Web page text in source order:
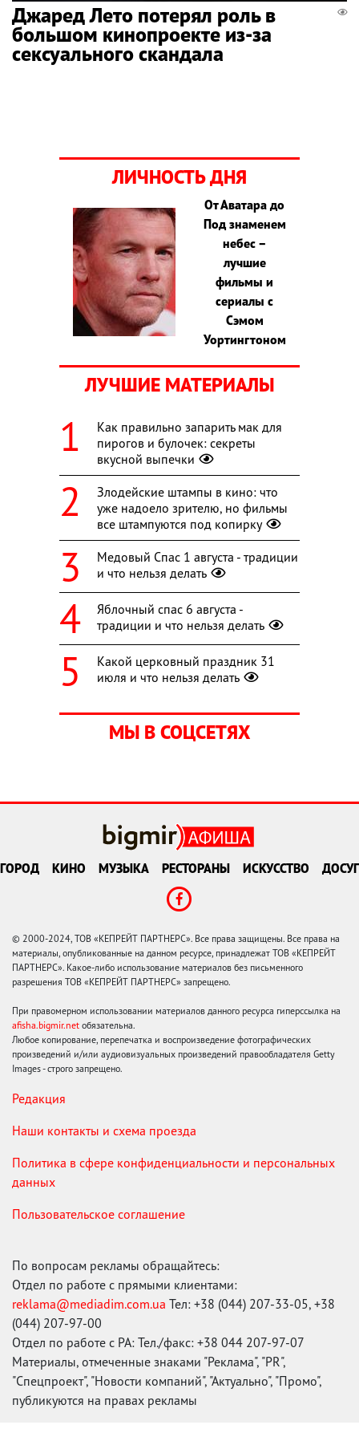
Джаред Лето потерял роль в
большом кинопроекте из-за
сексуального скандала
ЛИЧНОСТЬ ДНЯ
От Аватара до
Под знаменем
небес –
лучшие
фильмы и
сериалы с
Сэмом
Уортингтоном
ЛУЧШИЕ МАТЕРИАЛЫ
Как правильно запарить мак для
пирогов и булочек: секреты
вкусной выпечки
Злодейские штампы в кино: что
уже надоело зрителю, но фильмы
все штампуются под копирку
Медовый Спас 1 августа - традиции
и что нельзя делать
Яблочный спас 6 августа -
традиции и что нельзя делать
Какой церковный праздник 31
июля и что нельзя делать
МЫ В СОЦСЕТЯХ
ГОРОД КИНО МУЗЫКА РЕСТОРАНЫ ИСКУССТВО ДОСУГ
© 2000-2024, ТОВ «КЕПРЕЙТ ПАРТНЕРС». Все права защищены. Все права на
материалы, опубликованные на данном ресурсе, принадлежат ТОВ «КЕПРЕЙТ
ПАРТНЕРС». Какое-либо использование материалов без письменного
разрешения ТОВ «КЕПРЕЙТ ПАРТНЕРС» запрещено.
При правомерном использовании материалов данного ресурса гиперссылка на
afisha.bigmir.net обязательна.
Любое копирование, перепечатка и воспроизведение фотографических
произведений и/или аудиовизуальных произведений правообладателя Getty
Images - строго запрещено.
Редакция
Наши контакты и схема проезда
Политика в сфере конфиденциальности и персональных
данных
Пользовательское соглашение
По вопросам рекламы обращайтесь:
Отдел по работе с прямыми клиентами:
reklama@mediadim.com.ua Тел: +38 (044) 207-33-05, +38
(044) 207-97-00
Отдел по работе с РА: Тел./факс: +38 044 207-97-07
Материалы, отмеченные знаками "Реклама", "PR",
"Спецпроект", "Новости компаний", "Актуально", "Промо",
публикуются на правах рекламы